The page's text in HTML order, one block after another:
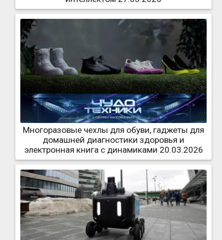
Многоразовые чехлы для обуви, гаджеты для
домашней диагностики здоровья и
электронная книга с динамиками 20.03.2026